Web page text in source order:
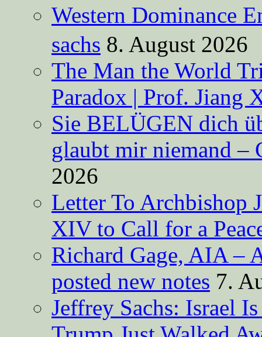
Western Dominance
sachs 8. August 2026
The Man the World
Paradox | Prof. Jiang
Sie BELÜGEN dich
glaubt mir niemand –
2026
Letter To Archbishop
XIV to Call for a
Richard Gage, AIA –
posted new notes 7.
Jeffrey Sachs: Israel